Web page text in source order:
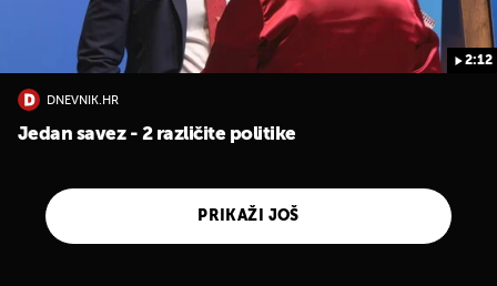
2:12
DNEVNIK.HR
Jedan savez - 2 različite politike
PRIKAŽI JOŠ